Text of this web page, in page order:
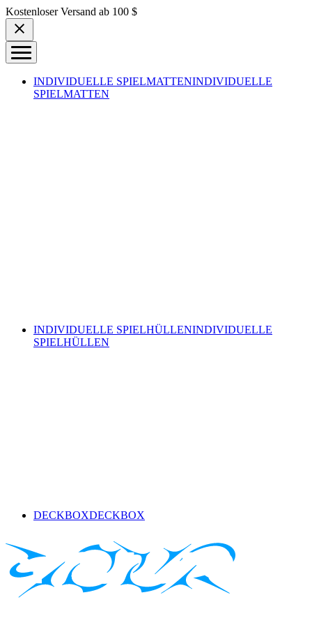
Skip to content
Kostenloser Versand ab 100 $
INDIVIDUELLE SPIELMATTENINDIVIDUELLE
SPIELMATTEN
INDIVIDUELLE SPIELHÜLLENINDIVIDUELLE
SPIELHÜLLEN
DECKBOXDECKBOX